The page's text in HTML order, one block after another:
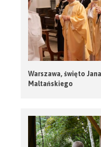
Warszawa, święto
Maltańskiego